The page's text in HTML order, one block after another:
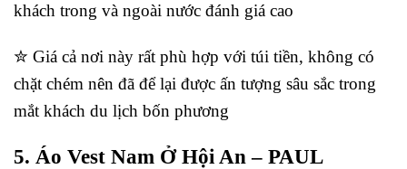
khách trong và ngoài nước đánh giá cao
✮ Giá cả nơi này rất phù hợp với túi tiền, không có
chặt chém nên đã để lại được ấn tượng sâu sắc trong
mắt khách du lịch bốn phương
5. Áo Vest Nam Ở Hội An – PAUL